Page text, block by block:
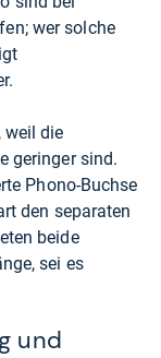
wer solche
weil die
geringer sind.
Phono-Buchse
den separaten
beide
sei es
und